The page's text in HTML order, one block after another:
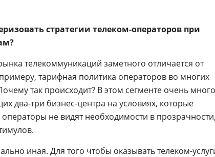
стратегии телеком-операторов при
телекоммуникаций заметного отличается от
тарифная политика операторов во многих
так происходит? В этом сегменте очень много
два-три бизнес-центра на условиях, которые
не видят необходимости в
иная. Для того чтобы оказыватьтелеком-